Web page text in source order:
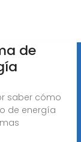
de
saber cómo
de energía